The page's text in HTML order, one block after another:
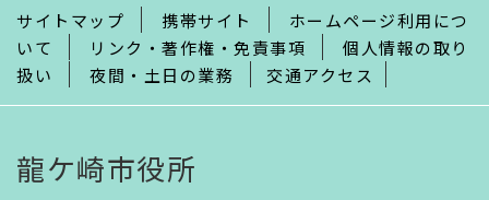
サイトマップ 携帯サイト
ホームページ利用につ
いて
リンク・著作権・免責事項
個人情報の取り
扱い
夜間・土日の業務 交通アクセス
龍ケ崎市役所